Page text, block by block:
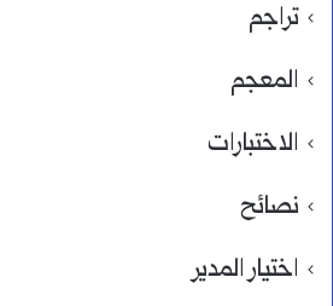
تراجم
المعجم
الاختبارات
نصائح
اختيار المدير